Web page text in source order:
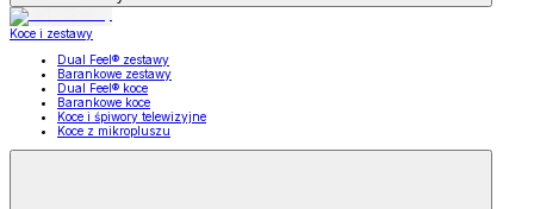
Koce i zestawy
Dual Feel® zestawy
Barankowe zestawy
Dual Feel® koce
Barankowe koce
Koce i śpiwory telewizyjne
Koce z mikropluszu